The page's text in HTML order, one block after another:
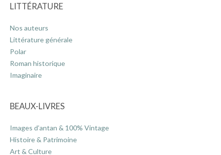
LITTÉRATURE
Nos auteurs
Littérature générale
Polar
Roman historique
Imaginaire
BEAUX-LIVRES
Images d’antan & 100% Vintage
Histoire & Patrimoine
Art & Culture